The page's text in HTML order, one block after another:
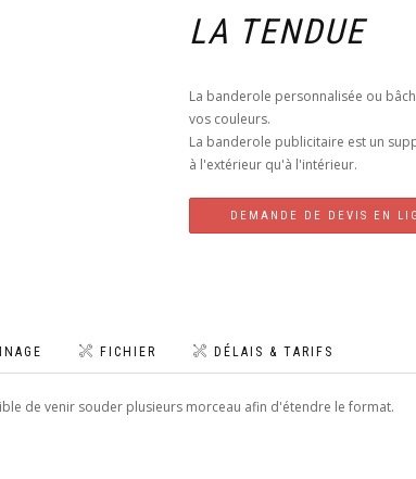
LA TENDUE
La banderole personnalisée ou
vos couleurs.
La banderole publicitaire est un
à l'extérieur qu'à l'intérieur.
DEMANDE DE DEVIS EN
FICHIER DÉLAIS & TARIFS
de venir souder plusieurs morceau afin d'étendre le format.